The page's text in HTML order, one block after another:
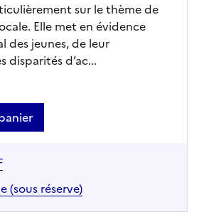
sur le thème de
Elle met en évidence
des jeunes, de leur
disparités d’ac...
(sous réserve)